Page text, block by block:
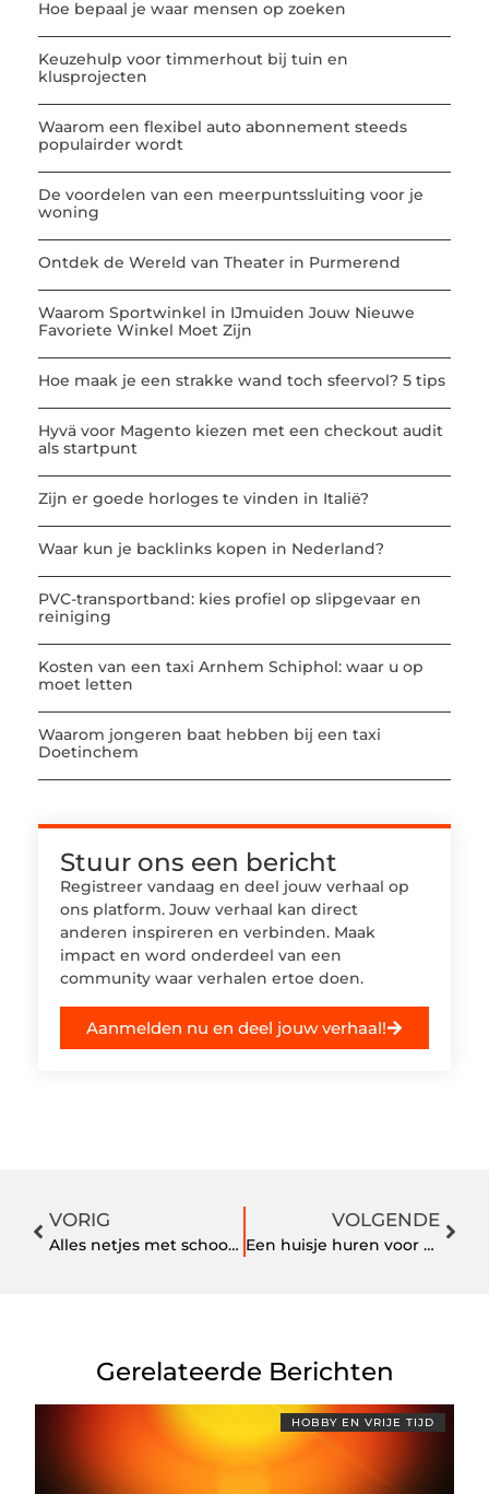
Hoe bepaal je waar mensen op zoeken
Keuzehulp voor timmerhout bij tuin en
klusprojecten
Waarom een flexibel auto abonnement steeds
populairder wordt
De voordelen van een meerpuntssluiting voor je
woning
Ontdek de Wereld van Theater in Purmerend
Waarom Sportwinkel in IJmuiden Jouw Nieuwe
Favoriete Winkel Moet Zijn
Hoe maak je een strakke wand toch sfeervol? 5 tips
Hyvä voor Magento kiezen met een checkout audit
als startpunt
Zijn er goede horloges te vinden in Italië?
Waar kun je backlinks kopen in Nederland?
PVC-transportband: kies profiel op slipgevaar en
reiniging
Kosten van een taxi Arnhem Schiphol: waar u op
moet letten
Waarom jongeren baat hebben bij een taxi
Doetinchem
Stuur ons een bericht
Registreer vandaag en deel jouw verhaal op
ons platform. Jouw verhaal kan direct
anderen inspireren en verbinden. Maak
impact en word onderdeel van een
community waar verhalen ertoe doen.
Aanmelden nu en deel jouw verhaal!
VORIG
Alles netjes met schoonmaakbedrijf in IJmuiden
VOLGENDE
Een huisje huren voor een leuke vakantie in Ouddorp
Gerelateerde Berichten
HOBBY EN VRIJE TIJD